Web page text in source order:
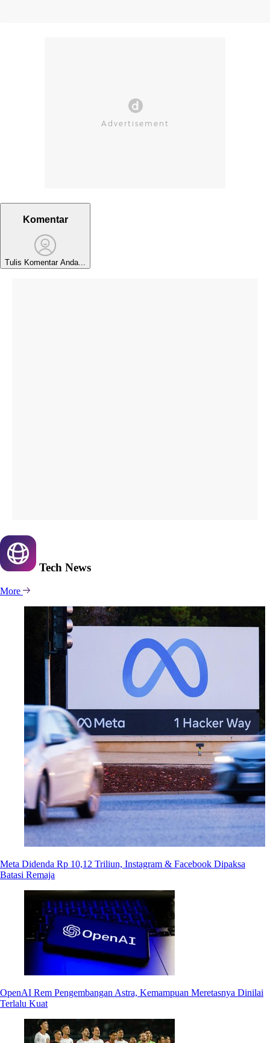
Komentar
Tulis Komentar Anda...
Tech News
More
Meta Didenda Rp 10,12 Triliun, Instagram & Facebook Dipaksa
Batasi Remaja
OpenAI Rem Pengembangan Astra, Kemampuan Meretasnya Dinilai
Terlalu Kuat